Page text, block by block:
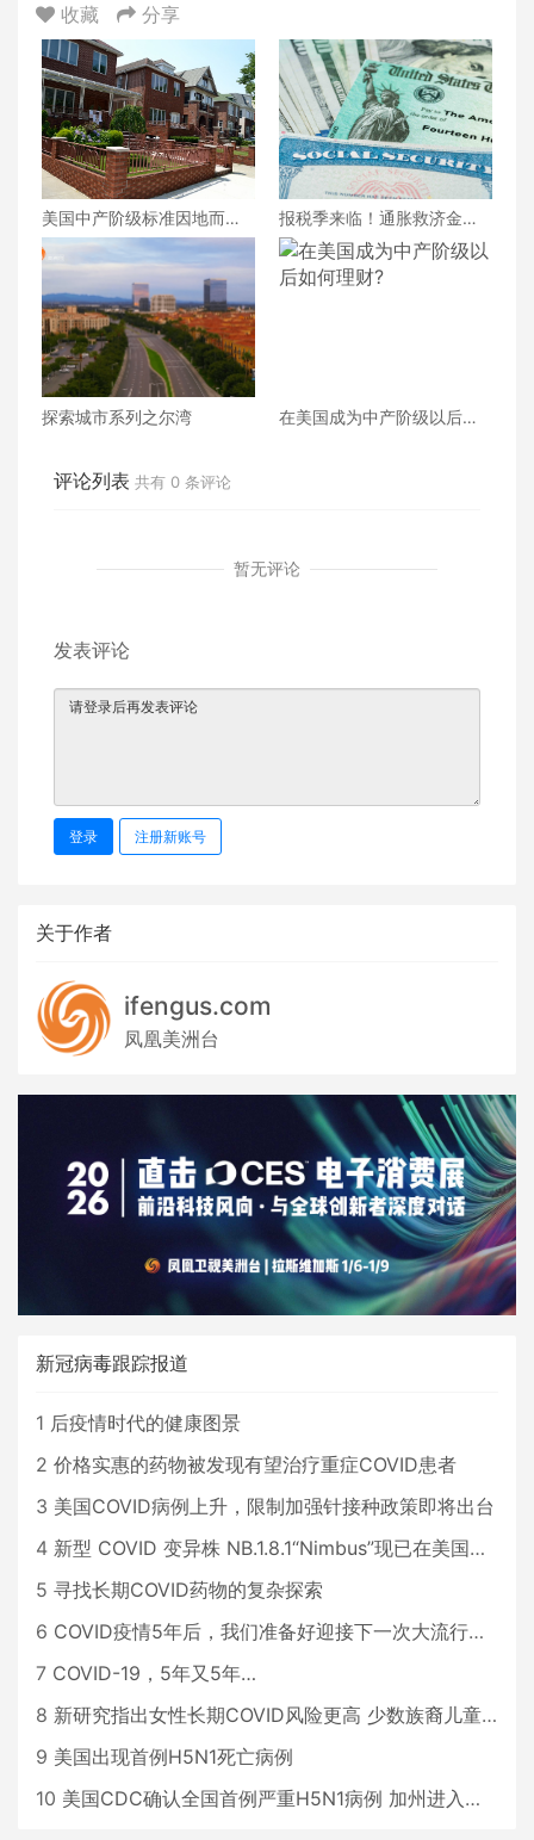
收藏 分享
美国中产阶级标准因地而
异：加州弗里蒙特年收入31
万美元仍属中产阶级
报税季来临！通胀救济金是
否需要报税？
探索城市系列之尔湾
在美国成为中产阶级以后如
评论列表 共有 0 条评论
暂无评论
发表评论
登录 注册新账号
关于作者
ifengus.com
凤凰美洲台
新冠病毒跟踪报道
1 后疫情时代的健康图景
2 价格实惠的药物被发现有望治疗重症COVID患者
3 美国COVID病例上升，限制加强针接种政策即将出台
4 新型 COVID 变异株 NB.1.8.1“Nimbus”现已在美国占据主导地位
5 寻找长期COVID药物的复杂探索
6 COVID疫情5年后，我们准备好迎接下一次大流行了吗？
7 COVID-19，5年又5年…
8 新研究指出女性长期COVID风险更高 少数族裔儿童存在差异
9 美国出现首例H5N1死亡病例
10 美国CDC确认全国首例严重H5N1病例 加州进入紧急状态